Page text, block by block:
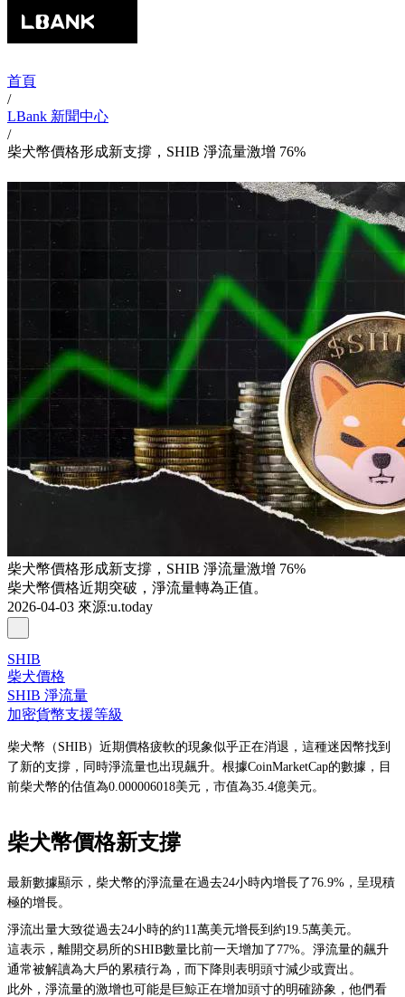
首頁
/
LBank 新聞中心
/
柴犬幣價格形成新支撐，SHIB 淨流量激增 76%
柴犬幣價格形成新支撐，SHIB 淨流量激增 76%
柴犬幣價格近期突破，淨流量轉為正值。
2026-04-03 來源:u.today
SHIB
柴犬價格
SHIB 淨流量
加密貨幣支援等級
柴犬幣（SHIB）近期價格疲軟的現象似乎正在消退，這種迷因幣找到
了新的支撐，同時淨流量也出現飆升。根據CoinMarketCap的數據，目
前柴犬幣的估值為0.000006018美元，市值為35.4億美元。
柴犬幣價格新支撐
最新數據顯示，柴犬幣的淨流量在過去24小時內增長了76.9%，呈現積
極的增長。
淨流出量大致從過去24小時的約11萬美元增長到約19.5萬美元。
這表示，離開交易所的SHIB數量比前一天增加了77%。淨流量的飆升
通常被解讀為大戶的累積行為，而下降則表明頭寸減少或賣出。
此外，淨流量的激增也可能是巨鯨正在增加頭寸的明確跡象，他們看